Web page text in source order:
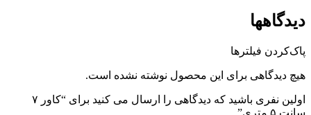
دیدگاهها
پاک‌کردن فیلترها
هیچ دیدگاهی برای این محصول نوشته نشده است.
اولین نفری باشید که دیدگاهی را ارسال می کنید برای “کاور ۷
سانت ۵ متری”